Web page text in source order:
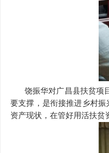
饶振华对广昌县扶贫项目
要支撑，是衔接推进乡村振
资产现状，在管好用活扶贫